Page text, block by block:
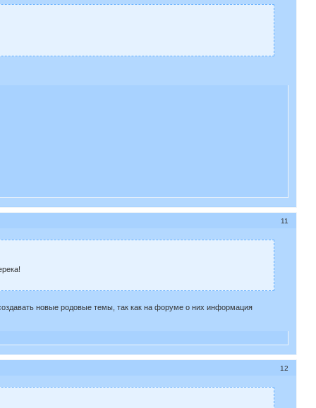
11
новые родовые темы, так как на форуме о них информация
12